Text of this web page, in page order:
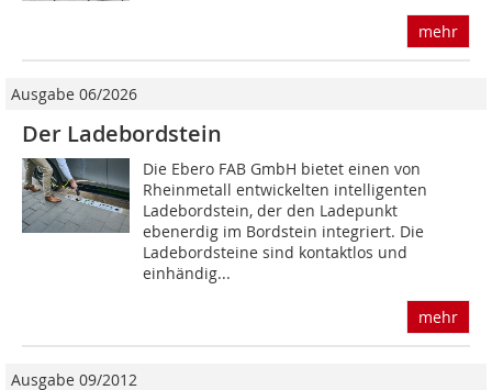
mehr
Ausgabe 06/2026
Der Ladebordstein
Die Ebero FAB GmbH bietet einen von
Rheinmetall entwickelten intelligenten
Ladebordstein, der den Ladepunkt
ebenerdig im Bordstein integriert. Die
Ladebordsteine sind kontaktlos und
einhändig...
mehr
Ausgabe 09/2012